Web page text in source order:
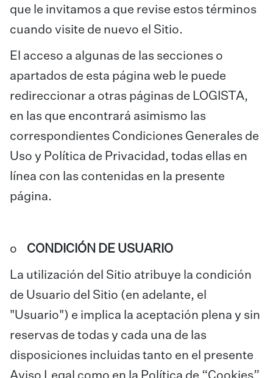
que le invitamos a que revise estos términos
cuando visite de nuevo el Sitio.
El acceso a algunas de las secciones o
apartados de esta página web le puede
redireccionar a otras páginas de LOGISTA,
en las que encontrará asimismo las
correspondientes Condiciones Generales de
Uso y Política de Privacidad, todas ellas en
línea con las contenidas en la presente
página.
o CONDICIÓN DE USUARIO
La utilización del Sitio atribuye la condición
de Usuario del Sitio (en adelante, el
"Usuario") e implica la aceptación plena y sin
reservas de todas y cada una de las
disposiciones incluidas tanto en el presente